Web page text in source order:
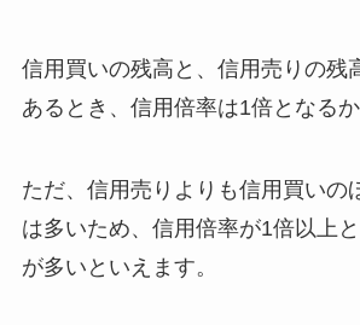
信用買いの残高と、信用売りの残
あるとき、信用倍率は1倍となるか
ただ、信用売りよりも信用買いの
は多いため、信用倍率が1倍以上
が多いといえます。